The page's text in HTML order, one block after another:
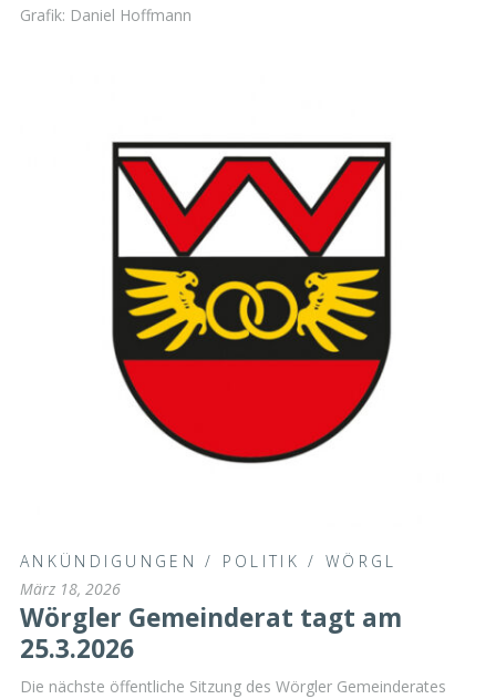
Grafik: Daniel Hoffmann
ANKÜNDIGUNGEN / POLITIK / WÖRGL
März 18, 2026
Wörgler Gemeinderat tagt am
25.3.2026
Die nächste öffentliche Sitzung des Wörgler Gemeinderates